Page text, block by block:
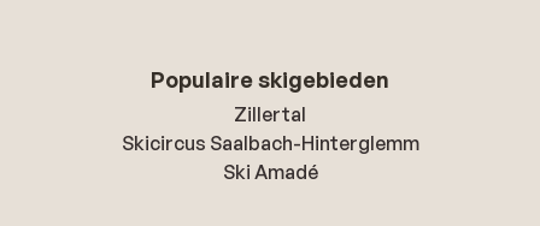
Populaire skigebieden
Zillertal
Skicircus Saalbach-Hinterglemm
Ski Amadé